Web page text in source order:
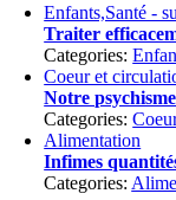
Enfants,Santé -
Traiter
Categories:
Coeur et
Notre
Categories:
Alimentation
Infimes
Categories: